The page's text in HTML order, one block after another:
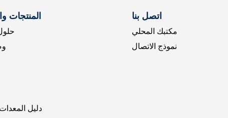
المنتجات اتصل بنا
مكتبك المحلي
نموذج الاتصال
دليل